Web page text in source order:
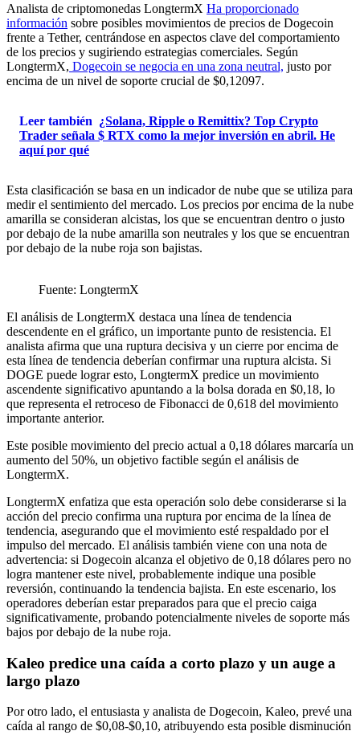
Analista de criptomonedas LongtermX Ha proporcionado
información sobre posibles movimientos de precios de Dogecoin
frente a Tether, centrándose en aspectos clave del comportamiento
de los precios y sugiriendo estrategias comerciales. Según
LongtermX, Dogecoin se negocia en una zona neutral, justo por
encima de un nivel de soporte crucial de $0,12097.
Leer también ¿Solana, Ripple o Remittix? Top Crypto
Trader señala $ RTX como la mejor inversión en abril. He
aquí por qué
Esta clasificación se basa en un indicador de nube que se utiliza para
medir el sentimiento del mercado. Los precios por encima de la nube
amarilla se consideran alcistas, los que se encuentran dentro o justo
por debajo de la nube amarilla son neutrales y los que se encuentran
por debajo de la nube roja son bajistas.
Fuente: LongtermX
El análisis de LongtermX destaca una línea de tendencia
descendente en el gráfico, un importante punto de resistencia. El
analista afirma que una ruptura decisiva y un cierre por encima de
esta línea de tendencia deberían confirmar una ruptura alcista. Si
DOGE puede lograr esto, LongtermX predice un movimiento
ascendente significativo apuntando a la bolsa dorada en $0,18, lo
que representa el retroceso de Fibonacci de 0,618 del movimiento
importante anterior.
Este posible movimiento del precio actual a 0,18 dólares marcaría un
aumento del 50%, un objetivo factible según el análisis de
LongtermX.
LongtermX enfatiza que esta operación solo debe considerarse si la
acción del precio confirma una ruptura por encima de la línea de
tendencia, asegurando que el movimiento esté respaldado por el
impulso del mercado. El análisis también viene con una nota de
advertencia: si Dogecoin alcanza el objetivo de 0,18 dólares pero no
logra mantener este nivel, probablemente indique una posible
reversión, continuando la tendencia bajista. En este escenario, los
operadores deberían estar preparados para que el precio caiga
significativamente, probando potencialmente niveles de soporte más
bajos por debajo de la nube roja.
Kaleo predice una caída a corto plazo y un auge a
largo plazo
Por otro lado, el entusiasta y analista de Dogecoin, Kaleo, prevé una
caída al rango de $0,08-$0,10, atribuyendo esta posible disminución